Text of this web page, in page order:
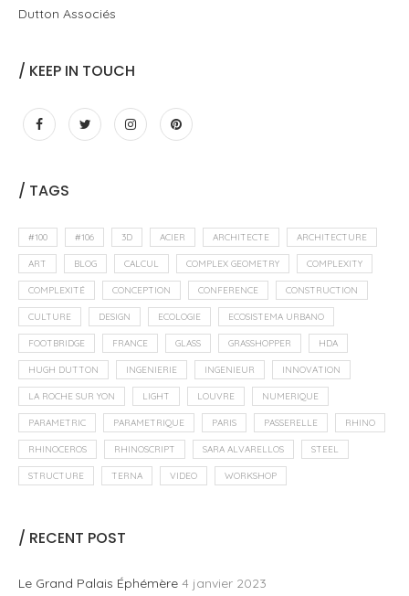
Dutton Associés
/ KEEP IN TOUCH
/ TAGS
#100 #106 3D ACIER ARCHITECTE ARCHITECTURE
ART BLOG CALCUL COMPLEX GEOMETRY COMPLEXITY
COMPLEXITÉ CONCEPTION CONFERENCE CONSTRUCTION
CULTURE DESIGN ECOLOGIE ECOSISTEMA URBANO
FOOTBRIDGE FRANCE GLASS GRASSHOPPER HDA
HUGH DUTTON INGENIERIE INGENIEUR INNOVATION
LA ROCHE SUR YON LIGHT LOUVRE NUMERIQUE
PARAMETRIC PARAMETRIQUE PARIS PASSERELLE RHINO
RHINOCEROS RHINOSCRIPT SARA ALVARELLOS STEEL
STRUCTURE TERNA VIDEO WORKSHOP
/ RECENT POST
Le Grand Palais Éphémère 4 janvier 2023